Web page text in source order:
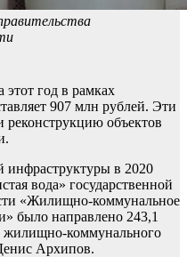
год в рамках
907 млн рублей. Эти
реконструкцию объектов
в 2020
вода» государственной
«Жилищно-коммунальное
было направлено 243,1
коммунального
Архипов.